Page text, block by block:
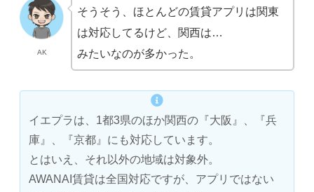
AK
そうそう、ほとんどの賃貸アプリは関東
は対応してるけど、関西は…
みたいなのが多かった。
イエプラは、1都3県のほか関西の『大阪』、『兵
庫』、『京都』にも対応しています。
とはいえ、それ以外の地域は対象外。
AWANAI賃貸は全国対応ですが、アプリではない